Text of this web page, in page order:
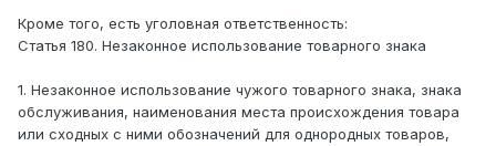
Кроме того, есть уголовная ответственность:
Статья 180. Незаконное использование товарного знака
1. Незаконное использование чужого товарного знака, знака
обслуживания, наименования места происхождения товара
или сходных с ними обозначений для однородных товаров,